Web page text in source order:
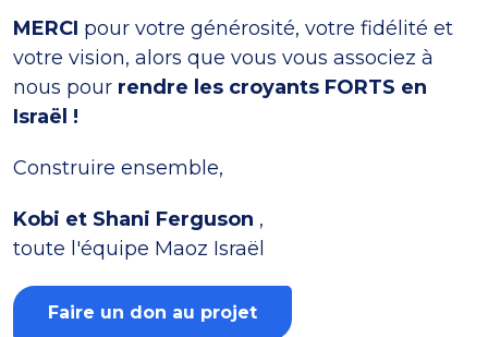
MERCI pour votre générosité, votre fidélité et
votre vision, alors que vous vous associez à
nous pour rendre les croyants FORTS en
Israël !
Construire ensemble,
Kobi et Shani Ferguson ,
toute l'équipe Maoz Israël
Faire un don au projet